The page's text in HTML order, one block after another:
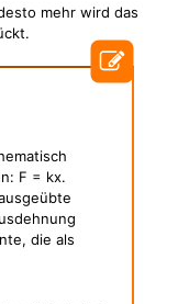
mehr wird das
F = kx.
die als